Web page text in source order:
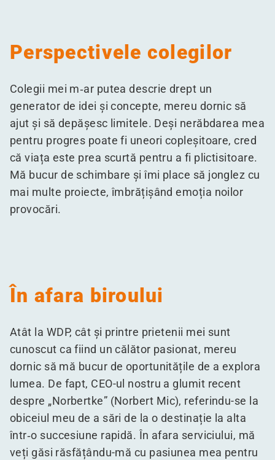
Perspectivele colegilor
Colegii mei m‑ar putea descrie drept un
generator de idei și concepte, mereu dornic să
ajut și să depășesc limitele. Deși nerăbdarea mea
pentru progres poate fi uneori copleșitoare, cred
că viața este prea scurtă pentru a fi plictisitoare.
Mă bucur de schimbare și îmi place să jonglez cu
mai multe proiecte, îmbrățișând emoția noilor
provocări.
În afara biroului
Atât la WDP, cât și printre prietenii mei sunt
cunoscut ca fiind un călător pasionat, mereu
dornic să mă bucur de oportunitățile de a explora
lumea. De fapt, CEO-ul nostru a glumit recent
despre „Norbertke” (Norbert Mic), referindu-se la
obiceiul meu de a sări de la o destinație la alta
într‑o succesiune rapidă. În afara serviciului, mă
veți găsi răsfățându-mă cu pasiunea mea pentru